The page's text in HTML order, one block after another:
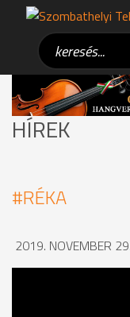
HÍREK
#RÉKA
2019. NOVEMBER